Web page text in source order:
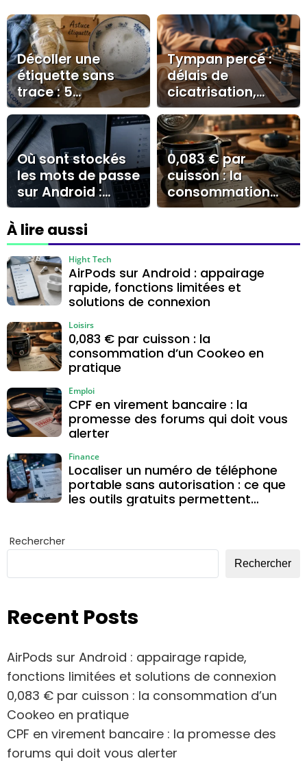
Décoller une
étiquette sans
trace : 5
méthodes
naturelles et
erreurs à éviter
Tympan percé :
délais de
cicatrisation,
récupération
auditive et soins
essentiels
Où sont stockés
les mots de passe
sur Android :
Google, Samsung
Pass ou stockage
local ?
0,083 € par
cuisson : la
consommation
d’un Cookeo en
À lire aussi
AirPods sur Android : appairage
rapide, fonctions limitées et
solutions de connexion
Hight Tech
0,083 € par cuisson : la
consommation d’un Cookeo en
pratique
Loisirs
CPF en virement bancaire : la
promesse des forums qui doit vous
alerter
Emploi
Localiser un numéro de téléphone
portable sans autorisation : ce que
les outils gratuits permettent
Finance
Rechercher
Rechercher
Recent Posts
AirPods sur Android : appairage rapide,
fonctions limitées et solutions de connexion
0,083 € par cuisson : la consommation d’un
Cookeo en pratique
CPF en virement bancaire : la promesse des
forums qui doit vous alerter